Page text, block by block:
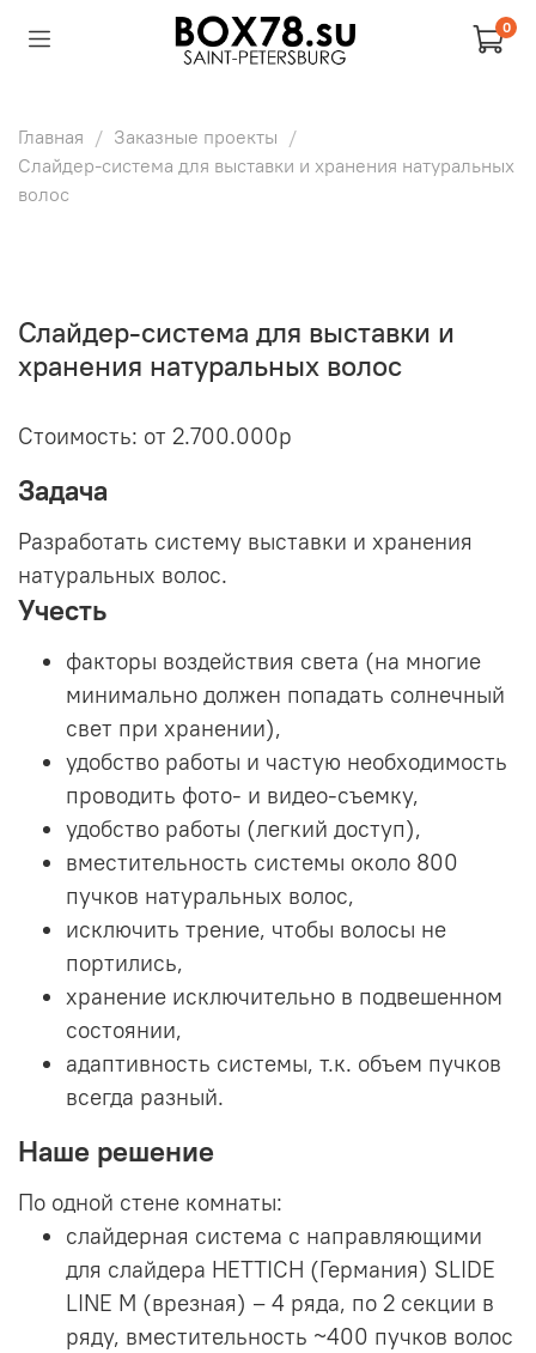
0
Главная
Заказные проекты
Слайдер-система для выставки и хранения натуральных
волос
Слайдер-система для выставки и
хранения натуральных волос
Стоимость: от 2.700.000р
Задача
Разработать систему выставки и хранения
натуральных волос.
Учесть
факторы воздействия света (на многие
минимально должен попадать солнечный
свет при хранении),
удобство работы и частую необходимость
проводить фото- и видео-съемку,
удобство работы (легкий доступ),
вместительность системы около 800
пучков натуральных волос,
исключить трение, чтобы волосы не
портились,
хранение исключительно в подвешенном
состоянии,
адаптивность системы, т.к. объем пучков
всегда разный.
Наше решение
По одной стене комнаты:
слайдерная система с направляющими
для слайдера HETTICH (Германия) SLIDE
LINE M (врезная) – 4 ряда, по 2 секции в
ряду, вместительность ~400 пучков волос